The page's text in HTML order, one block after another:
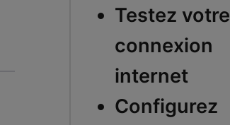
Testez votre
connexion
internet
Configurez